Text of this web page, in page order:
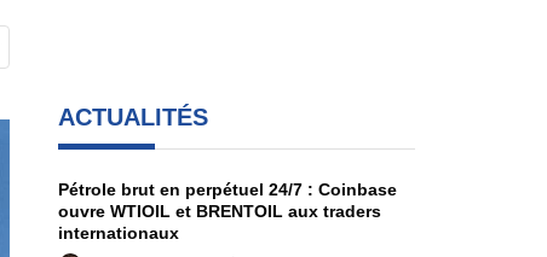
ACTUALITÉS
Pétrole brut en perpétuel 24/7 : Coinbase
ouvre WTIOIL et BRENTOIL aux traders
internationaux